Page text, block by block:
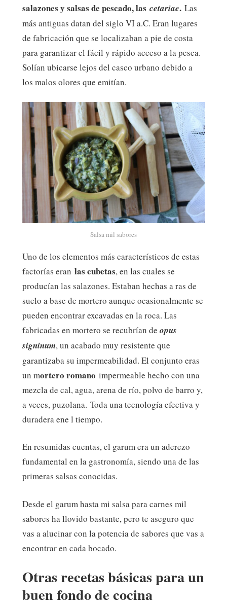
salazones y salsas de pescado, las cetariae. Las
más antiguas datan del siglo VI a.C. Eran lugares
de fabricación que se localizaban a pie de costa
para garantizar el fácil y rápido acceso a la pesca.
Solían ubicarse lejos del casco urbano debido a
los malos olores que emitían.
Salsa mil sabores
Uno de los elementos más característicos de estas
factorías eran las cubetas, en las cuales se
producían las salazones. Estaban hechas a ras de
suelo a base de mortero aunque ocasionalmente se
pueden encontrar excavadas en la roca. Las
fabricadas en mortero se recubrían de opus
signinum, un acabado muy resistente que
garantizaba su impermeabilidad. El conjunto eras
un mortero romano impermeable hecho con una
mezcla de cal, agua, arena de río, polvo de barro y,
a veces, puzolana. Toda una tecnología efectiva y
duradera ene l tiempo.
En resumidas cuentas, el garum era un aderezo
fundamental en la gastronomía, siendo una de las
primeras salsas conocidas.
Desde el garum hasta mi salsa para carnes mil
sabores ha llovido bastante, pero te aseguro que
vas a alucinar con la potencia de sabores que vas a
encontrar en cada bocado.
Otras recetas básicas para un
buen fondo de cocina